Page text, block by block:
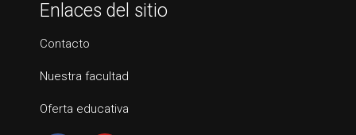
Enlaces del sitio
Contacto
Nuestra facultad
Oferta educativa